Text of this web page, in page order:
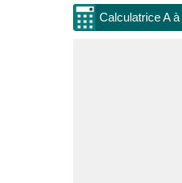
Calculatrice A à